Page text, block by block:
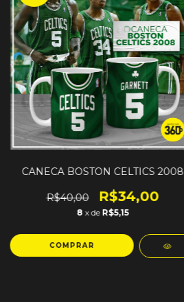
CANECA BOSTON CELTICS 2008
R$40,00 R$34,00
8 x de R$5,15